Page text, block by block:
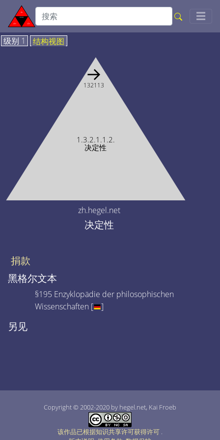
☰
级别 1 结构视图
1.3.2.1.1.2.
决定性
→
132113
zh.hegel.net
决定性
捐款
黑格尔文本
§195 Enzyklopädie der philosophischen
Wissenschaften [
]
另见
Copyright © 2002-2020 by hegel.net, Kai Froeb
该作品已根据知识共享许可获得许可 .